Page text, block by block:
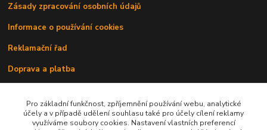
Zásady zpracování osobních údajů
Informace o používání cookies
Reklamační řad
Doprava a platba
Pro základní funkčnost, zpříjemnění používání webu, analytické
účely a v případě udělení souhlasu také pro účely cílení reklamy
využíváme soubory cookies. Nastavení vlastních preferencí